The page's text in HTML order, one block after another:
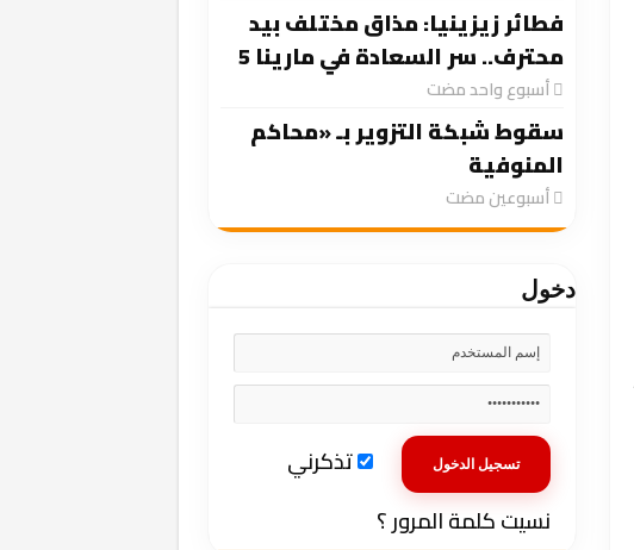
فطائر زيزينيا: مذاق مختلف بيد
محترف.. سر السعادة في مارينا 5
‏أسبوع واحد مضت
سقوط شبكة التزوير بـ «محاكم
المنوفية
‏أسبوعين مضت
دخول
تذكرني
نسيت كلمة المرور ؟